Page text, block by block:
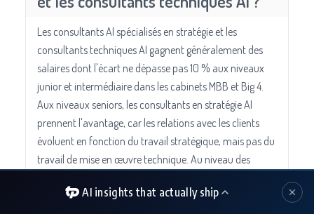
Les consultants AI spécialisés en stratégie et les
consultants techniques AI gagnent généralement des
salaires dont l'écart ne dépasse pas 10 % aux niveaux
junior et intermédiaire dans les cabinets MBB et Big 4.
Aux niveaux seniors, les consultants en stratégie AI
prennent l'avantage, car les relations avec les clients
évoluent en fonction du travail stratégique, mais pas du
travail de mise en œuvre technique. Au niveau des
peuvent facturer entre 300 et 800 dollars de l'heure
AI insights that actually ship